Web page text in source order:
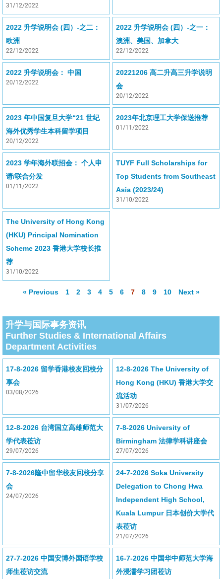
升学与国际事务资讯
Further Studies & International Affairs
Department Activities
17-8-2026 留学香港校友回校分
享会
03/08/2026
12-8-2026 The University of
Hong Kong (HKU) 香港大学交
流活动
31/07/2026
12-8-2026 台湾国立高雄师范大
学代表莅访
29/07/2026
7-8-2026 University of
Birmingham 法律学科讲座会
27/07/2026
7-8-2026隆中留华校友回校分享
会
24/07/2026
24-7-2026 Soka University
Delegation to Chong Hwa
Independent High School,
Kuala Lumpur 日本创价大学代
表莅访
21/07/2026
27-7-2026 中国安博外国语学校
师生莅访交流
16-7-2026 中国华中师范大学海
外浸濡学习团莅访
31/12/2022
2022 升学说明会 (四）-之二：
欧洲
22/12/2022
2022 升学说明会 (四）-之一：
澳洲、美国、加拿大
22/12/2022
2022 升学说明会： 中国
20/12/2022
20221206 高二升高三升学说明
会
20/12/2022
2023 年中国复旦大学“21 世纪
海外优秀学生本科留学项目
20/12/2022
2023年北京理工大学保送推荐
01/11/2022
2023 学年海外联招会： 个人申
请/联合分发
01/11/2022
TUYF Full Scholarships for
Top Students from Southeast
Asia (2023/24)
31/10/2022
The University of Hong Kong
(HKU) Principal Nomination
Scheme 2023 香港大学校长推
荐
31/10/2022
« Previous 1 2 3 4 5 6 7 8 9 10 Next »